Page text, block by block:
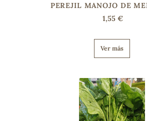
PEREJIL MANOJO DE
1,55 €
Ver más